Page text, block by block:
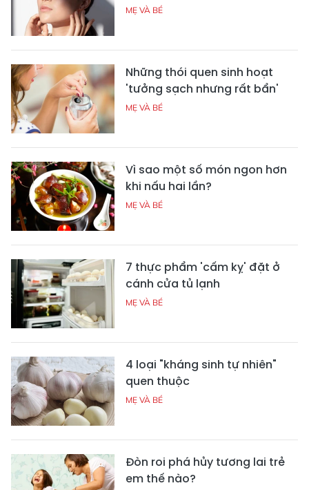
MẸ VÀ BÉ
Những thói quen sinh hoạt
'tưởng sạch nhưng rất bẩn'
MẸ VÀ BÉ
Vì sao một số món ngon hơn
khi nấu hai lần?
MẸ VÀ BÉ
7 thực phẩm 'cấm kỵ' đặt ở
cánh cửa tủ lạnh
MẸ VÀ BÉ
4 loại "kháng sinh tự nhiên"
quen thuộc
MẸ VÀ BÉ
Đòn roi phá hủy tương lai trẻ
em thế nào?